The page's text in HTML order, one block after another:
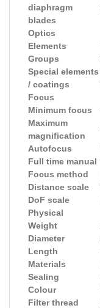
diaphragm
blades
Optics
Elements
Groups
Special elements
/ coatings
Focus
Minimum focus
Maximum
magnification
Autofocus
Full time manual
Focus method
Distance scale
DoF scale
Physical
Weight
Diameter
Length
Materials
Sealing
Colour
Filter thread